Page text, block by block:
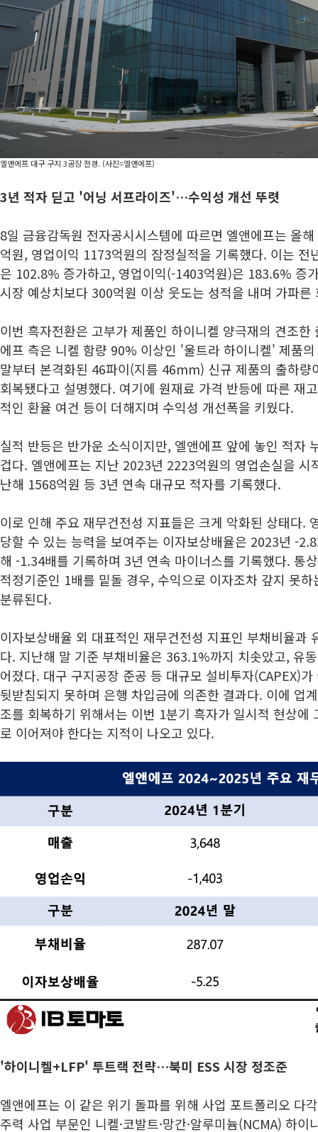
엘앤에프 대구 구지 3공장 전경. (사진=엘앤에프)
3년 적자 딛고 '어닝 서프라이즈'…수익성 개선 뚜렷
8일 금융감독원 전자공시시스템에 따르면 엘앤에프는 올
억원, 영업이익 1173억원의 잠정실적을 기록했다. 이는 전
은 102.8% 증가하고, 영업이익(-1403억원)은 183.6% 증
시장 예상치보다 300억원 이상 웃도는 성적을 내며 가파른
이번 흑자전환은 고부가 제품인 하이니켈 양극재의 견조
에프 측은 니켈 함량 90% 이상인 '울트라 하이니켈' 제품
말부터 본격화된 46파이(지름 46mm) 신규 제품의 출하량
회복됐다고 설명했다. 여기에 원재료 가격 반등에 따른 재
적인 환율 여건 등이 더해지며 수익성 개선폭을 키웠다.
실적 반등은 반가운 소식이지만, 엘앤에프 앞에 놓인 적자
겁다. 엘앤에프는 지난 2023년 2223억원의 영업손실을
난해 1568억원 등 3년 연속 대규모 적자를 기록했다.
이로 인해 주요 재무건전성 지표들은 크게 악화된 상태다.
당할 수 있는 능력을 보여주는 이자보상배율은 2023년 -
해 -1.34배를 기록하며 3년 연속 마이너스를 기록했다. 통
적정기준인 1배를 밑돌 경우, 수익으로 이자조차 갚지 못
분류된다.
이자보상배율 외 대표적인 재무건전성 지표인 부채비율과
다. 지난해 말 기준 부채비율은 363.1%까지 치솟았고, 유
어졌다. 대구 구지공장 준공 등 대규모 설비투자(CAPEX)
뒷받침되지 못하며 은행 차입금에 의존한 결과다. 이에 업
조를 회복하기 위해서는 이번 1분기 흑자가 일시적 현상에
로 이어져야 한다는 지적이 나오고 있다.
'하이니켈+LFP' 투트랙 전략…북미 ESS 시장 정조준
엘앤에프는 이 같은 위기 돌파를 위해 사업 포트폴리오 다
주력 사업 부문인 니켈·코발트·망간·알루미늄(NCMA) 하